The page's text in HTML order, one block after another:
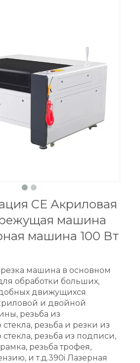
CE Акриловая
машина
машина 100 Вт
резка машина в основном
обработки больших,
движущихся
и двойной
резьба из
резьба и резки из
стекла, резьба из подписи,
резьба трофея,
и т.д.390i Лазерная